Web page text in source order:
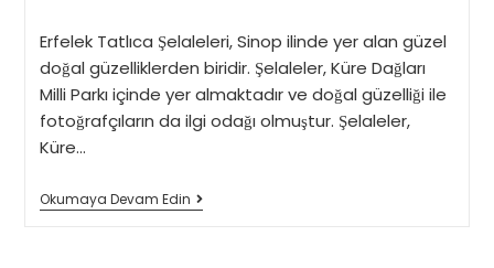
Erfelek Tatlıca Şelaleleri, Sinop ilinde yer alan güzel
doğal güzelliklerden biridir. Şelaleler, Küre Dağları
Milli Parkı içinde yer almaktadır ve doğal güzelliği ile
fotoğrafçıların da ilgi odağı olmuştur. Şelaleler,
Küre…
Okumaya Devam EdinErfelek
Tatlıca